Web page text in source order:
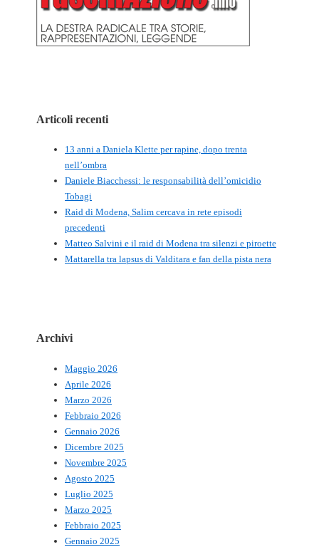
Articoli recenti
13 anni a Daniela Klette per rapine, dopo trenta
nell’ombra
Daniele Biacchessi: le responsabilità dell’omicidio
Tobagi
Raid di Modena, Salim cercava in rete episodi
precedenti
Matteo Salvini e il raid di Modena tra silenzi e piroette
Mattarella tra lapsus di Valditara e fan della pista nera
Archivi
Maggio 2026
Aprile 2026
Marzo 2026
Febbraio 2026
Gennaio 2026
Dicembre 2025
Novembre 2025
Agosto 2025
Luglio 2025
Marzo 2025
Febbraio 2025
Gennaio 2025